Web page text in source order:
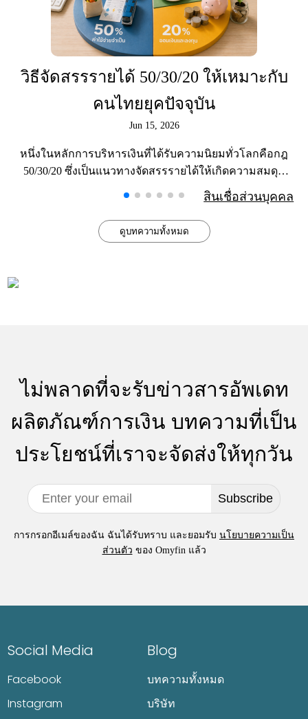
วิธีจัดสรรรายได้ 50/30/20 ให้เหมาะกับ
คนไทยยุคปัจจุบัน
Jun 15, 2026
หนึ่งในหลักการบริหารเงินที่ได้รับความนิยมทั่วโลกคือกฎ
50/30/20 ซึ่งเป็นแนวทางจัดสรรรายได้ให้เกิดความสมดุล
ระหว่างการใช้ชีวิต การออมเงิน และการสร้างอนาคตทา
สินเชื่อส่วนบุคคล
ดูบทความทั้งหมด
ไม่พลาดที่จะรับข่าวสารอัพเดท
ผลิตภัณฑ์การเงิน บทความที่เป็น
ประโยชน์ที่เราจะจัดส่งให้ทุกวัน
Subscribe
การกรอกอีเมล์ของฉัน ฉันได้รับทราบ และยอมรับ นโยบายความเป็น
ส่วนตัว ของ Omyfin แล้ว
Social Media
Facebook
Instagram
Blog
บทความทั้งหมด
บริษัท